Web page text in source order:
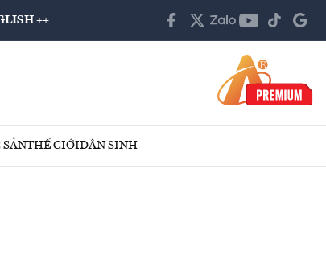
++
SẢNTHẾ GIỚIDÂN SINH